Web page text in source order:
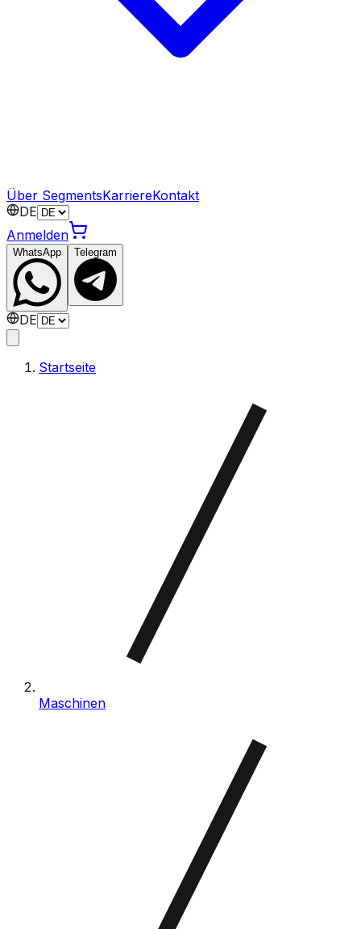
Über SegmentsKarriereKontakt
DE
Anmelden
WhatsApp Telegram
DE
Startseite
Maschinen